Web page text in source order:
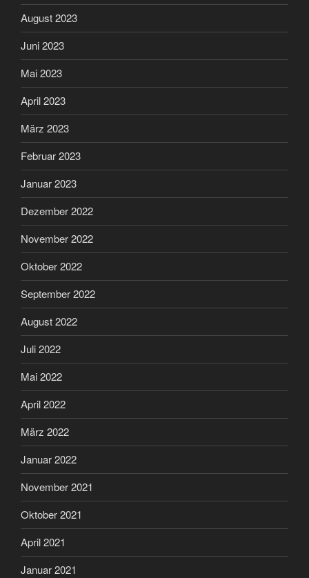
August 2023
Juni 2023
Mai 2023
April 2023
März 2023
Februar 2023
Januar 2023
Dezember 2022
November 2022
Oktober 2022
September 2022
August 2022
Juli 2022
Mai 2022
April 2022
März 2022
Januar 2022
November 2021
Oktober 2021
April 2021
Januar 2021